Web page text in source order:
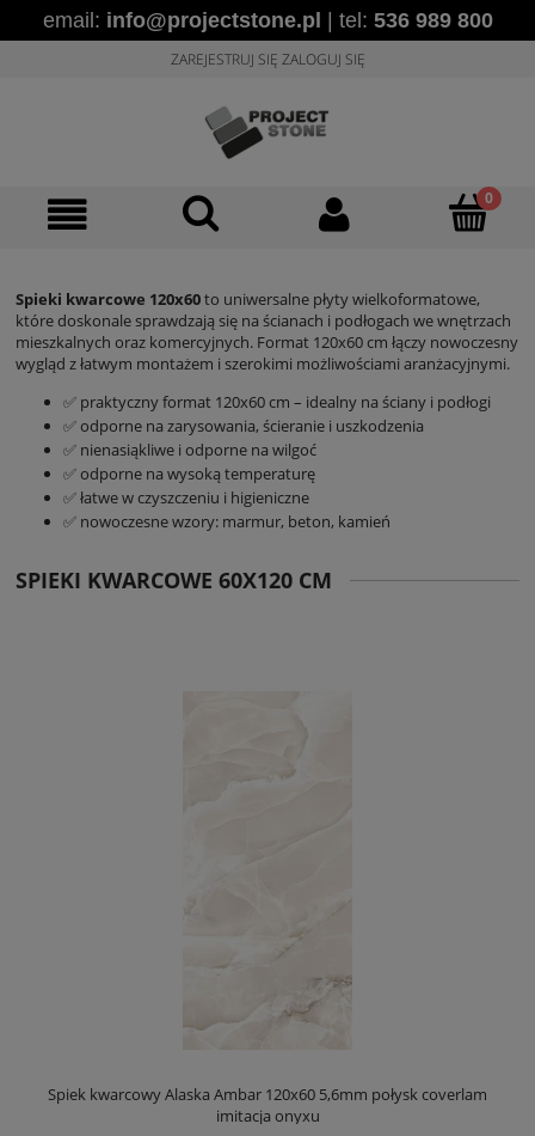
email: info@projectstone.pl | tel: 536 989 800
ZAREJESTRUJ SIĘ ZALOGUJ SIĘ
Spieki kwarcowe 120x60to uniwersalne płyty wielkoformatowe,
które doskonale sprawdzają się na ścianach i podłogach we wnętrzach
mieszkalnych oraz komercyjnych. Format 120x60 cm łączy nowoczesny
wygląd z łatwym montażem i szerokimi możliwościami aranżacyjnymi.
✅ praktyczny format 120x60 cm – idealny na ściany i podłogi
✅ odporne na zarysowania, ścieranie i uszkodzenia
✅ nienasiąkliwe i odporne na wilgoć
✅ odporne na wysoką temperaturę
✅ łatwe w czyszczeniu i higieniczne
✅ nowoczesne wzory: marmur, beton, kamień
SPIEKI KWARCOWE 60X120 CM
Spiek kwarcowy Alaska Ambar 120x60 5,6mm połysk coverlam
imitacja onyxu